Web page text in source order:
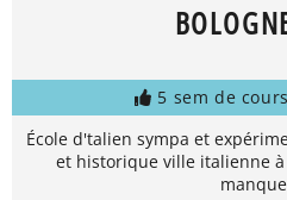
5 sem de
École d'talien sympa et
et historique ville italienne